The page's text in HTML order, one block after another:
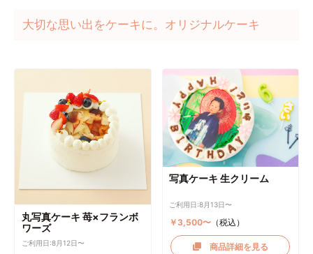
大切な思い出をケーキに。オリジナルケーキ
丸写真ケーキ 苺×フランボ
ワーズ
ご利用日:8月12日〜
写真ケーキ 生クリーム
ご利用日:8月13日〜
￥3,500〜 （税込）
商品詳細を見る